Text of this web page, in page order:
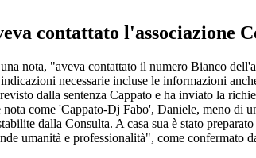
contattato l'associazione
nota, "aveva contattato il numero Bianco
necessarie incluse le informazioni
dalla sentenza Cappato e ha inviato la
come 'Cappato-Dj Fabo', Daniele, meno di
dalla Consulta. A casa sua è stato
umanità e professionalità", come confermato